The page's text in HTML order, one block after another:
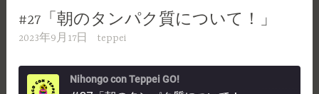
#27「朝のタンパク質について！」
2023年9月17日 teppei
Nihongo con Teppei GO!